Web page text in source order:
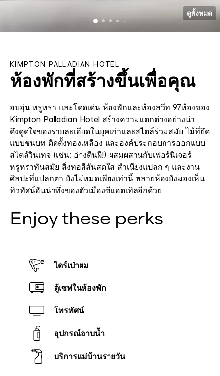
ดูทั้งหมด
KIMPTON PALLADIAN HOTEL
ห้องพักที่สร้างขึ้นเพื่อคุณ
อบอุ่น หรูหรา และโดดเด่น ห้องพักและห้องสวีท 97ห้องของ
Kimpton Palladian Hotel สร้างความแตกต่างอย่างน่า
ดึงดูดใจของรายละเอียดในยุคเก่าและสไตล์ร่วมสมัย ไม้ที่ยึด
แบบชนบท ติดตั้งทองเหลือง และองค์ประกอบการออกแบบ
สไตล์วินเทจ (เช่น: อ่างตีนผี!) ผสมผสานกับเฟอร์นิเจอร์
หรูหราทันสมัย สิ่งทอสีสันสดใส สำเนียงแปลก ๆ และงาน
ศิลปะที่แปลกตา ยังไม่หมดเพียงเท่านี้ หลายห้องยังมองเห็น
ทิวทัศน์อันน่าทึ่งของตัวเมืองซีแอตเทิลอีกด้วย
Enjoy these perks
ไดร์เป่าผม
ตู้เซฟในห้องพัก
โทรทัศน์
อุปกรณ์อาบน้ำ
บริการแม่บ้านรายวัน